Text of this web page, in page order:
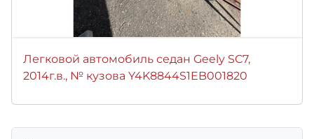
Легковой автомобиль седан Geely SC7,
2014г.в., № кузова Y4K8844S1EB001820